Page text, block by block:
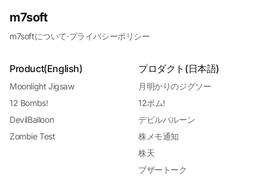
m7soft
m7softについて·プライバシーポリシー
Product(English)
Moonlight Jigsaw
12 Bombs!
DevilBalloon
Zombie Test
プロダクト(日本語)
月明かりのジグソー
12ボム!
デビルバルーン
株メモ通知
株天
ブザートーク